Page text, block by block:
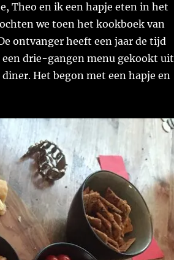
Theo en ik een hapje eten in het
we toen het kookboek van
ontvanger heeft een jaar de tijd
drie-gangen menu gekookt uit
Het begon met een hapje en